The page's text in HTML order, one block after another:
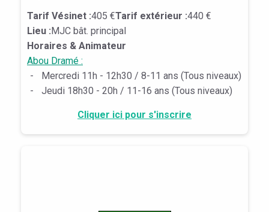
Tarif Vésinet :405 €Tarif extérieur :440 €
Lieu :MJC bât. principal
Horaires & Animateur
Abou Dramé :
-
Mercredi 11h - 12h30 / 8-11 ans (Tous niveaux)
-
Jeudi 18h30 - 20h / 11-16 ans (Tous niveaux)
Cliquer ici pour s'inscrire